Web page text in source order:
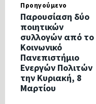
Προηγούμενο
Παρουσίαση δύο
ποιητικών
συλλογών από το
Κοινωνικό
Πανεπιστήμιο
Ενεργών Πολιτών
την Κυριακή, 8
Μαρτίου